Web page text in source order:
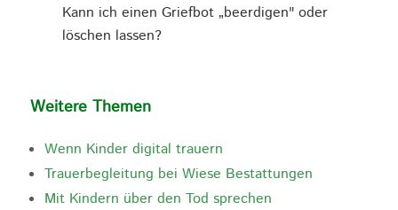
Kann ich einen Griefbot „beerdigen" oder
löschen lassen?
Weitere Themen
Wenn Kinder digital trauern
Trauerbegleitung bei Wiese Bestattungen
Mit Kindern über den Tod sprechen